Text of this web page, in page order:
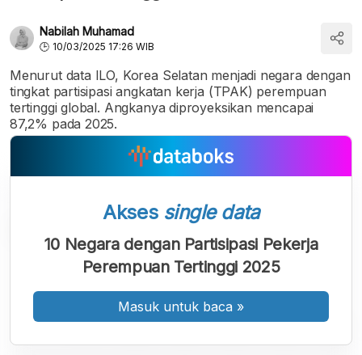
Nabilah Muhamad
10/03/2025 17:26 WIB
Menurut data ILO, Korea Selatan menjadi negara dengan
tingkat partisipasi angkatan kerja (TPAK) perempuan
tertinggi global. Angkanya diproyeksikan mencapai
87,2% pada 2025.
Akses single data
10 Negara dengan Partisipasi Pekerja
Perempuan Tertinggi 2025
Masuk untuk baca »